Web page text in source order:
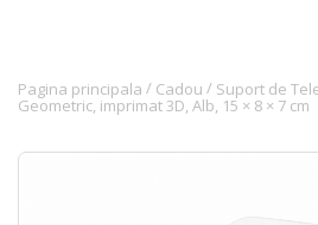
Pagina principala / Cadou / Suport de
Geometric, imprimat 3D, Alb, 15 × 8 × 7 cm